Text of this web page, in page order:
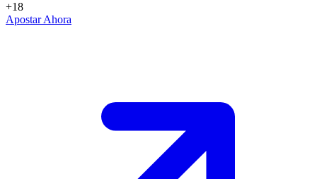
+18
Apostar Ahora